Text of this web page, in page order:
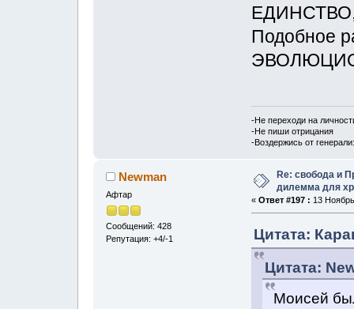
ЕДИНСТВО,
Подобное
-Не переходи на
-Не пиши отрицания
-Воздержись от
Newman
Афтар
Сообщений: 428
Репутация: +4/-1
Re: свобода и
дилемма для
« Ответ #197 : 13
Цитата:
Цитата:
Моисей